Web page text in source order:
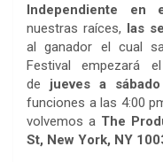
Independiente en
nuestras raíces, las
al ganador el cual
Festival empezará
de jueves a sábado
funciones a las 4:00
volvemos a The
St, New York, NY